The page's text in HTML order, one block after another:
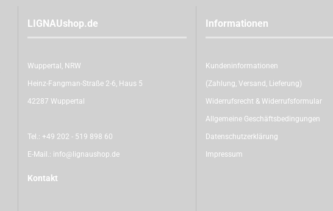
LIGNAUshop.de
Wuppertal, NRW
Heinz-Fangman-Straße 2-6, Haus 5
42287 Wuppertal
Tel.: +49 202 - 519 898 60
E-Mail.: info@lignaushop.de
Kontakt
Informationen
Kundeninformationen
(Zahlung, Versand, Lieferung)
Widerrufsrecht & Widerrufsformular
Allgemeine Geschäftsbedingungen
Datenschutzerklärung
Impressum